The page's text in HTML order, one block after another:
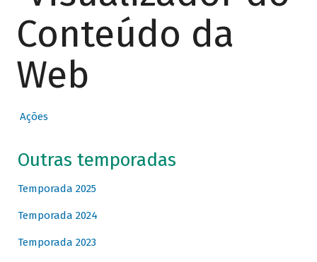
Conteúdo da
Web
Ações
Outras temporadas
Temporada 2025
Temporada 2024
Temporada 2023